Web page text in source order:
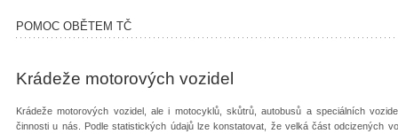
POMOC OBĚTEM TČ
Krádeže motorových vozidel
Krádeže motorových vozidel, ale i motocyklů, skůtrů, autobusů a speciálních
činnosti u nás. Podle statistických údajů lze konstatovat, že velká část odcizených